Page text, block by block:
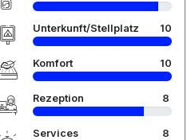
Unterkunft/Stellplatz 10
Komfort 10
Rezeption 8
Services 8